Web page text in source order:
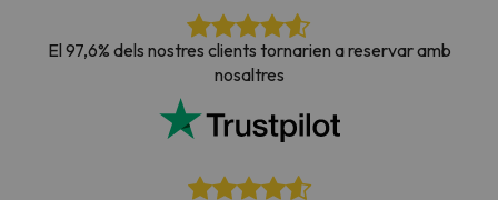
El 97,6% dels nostres clients tornarien a reservar amb
nosaltres